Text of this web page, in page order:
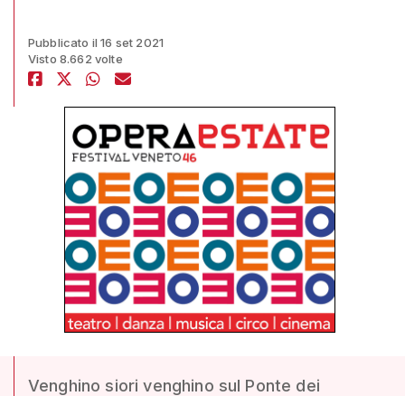
Pubblicato il 16 set 2021
Visto 8.662 volte
Venghino siori venghino sul Ponte dei